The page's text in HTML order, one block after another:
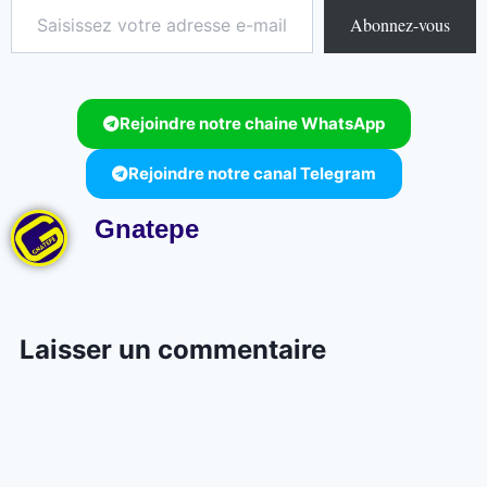
Abonnez-vous
Rejoindre notre chaine WhatsApp
Rejoindre notre canal Telegram
Gnatepe
Laisser un commentaire